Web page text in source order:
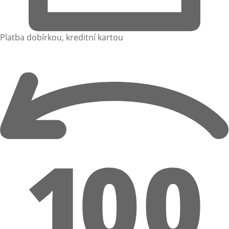
Platba dobírkou, kreditní kartou